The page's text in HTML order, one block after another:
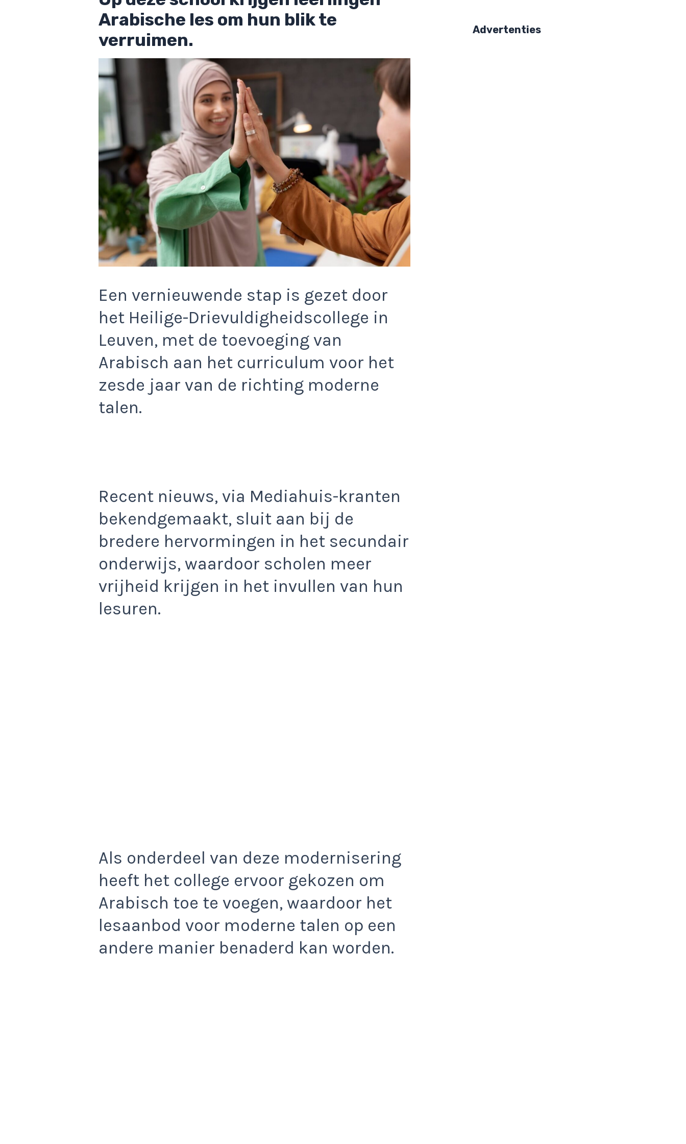
Arabische les om hun blik te
verruimen.
Een vernieuwende stap is gezet door
het Heilige-Drievuldigheidscollege in
Leuven, met de toevoeging van
Arabisch aan het curriculum voor het
zesde jaar van de richting moderne
talen.
Recent nieuws, via Mediahuis-kranten
bekendgemaakt, sluit aan bij de
bredere hervormingen in het secundair
onderwijs, waardoor scholen meer
vrijheid krijgen in het invullen van hun
lesuren.
Als onderdeel van deze modernisering
heeft het college ervoor gekozen om
Arabisch toe te voegen, waardoor het
lesaanbod voor moderne talen op een
andere manier benaderd kan worden.
Advertenties